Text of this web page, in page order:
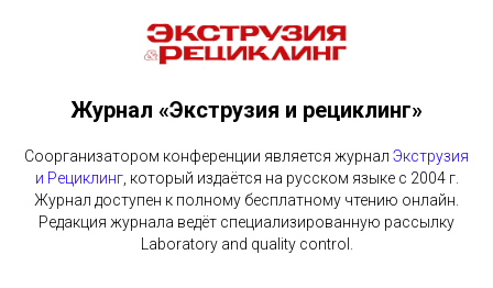
Журнал «Экструзия и рециклинг»
Соорганизатором конференции является журнал Экструзия
и Рециклинг, который издаётся на русском языке с 2004 г.
Журнал доступен к полному бесплатному чтению онлайн.
Редакция журнала ведёт специализированную рассылку
Laboratory and quality control.